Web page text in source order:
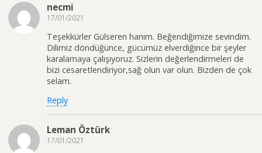
necmi
17/01/2021
Teşekkürler Gülseren hanım. Beğendiğimize sevindim.
Dilimiz döndüğünce, gücümüz elverdiğince bir şeyler
karalamaya çalışıyoruz. Sizlerin değerlendirmeleri de
bizi cesaretlendiriyor,sağ olun var olun. Bizden de çok
selam.
Reply
Leman Öztürk
17/01/2021